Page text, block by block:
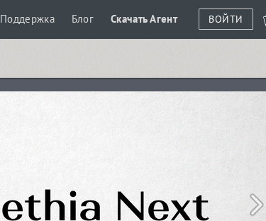
Поддержка Блог Скачать Агент ВОЙТИ